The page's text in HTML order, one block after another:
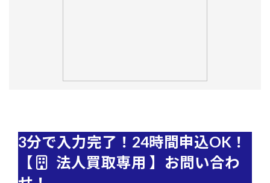
3分で入力完了！24時間申込OK！
【
法人買取専用 】お問い合わ